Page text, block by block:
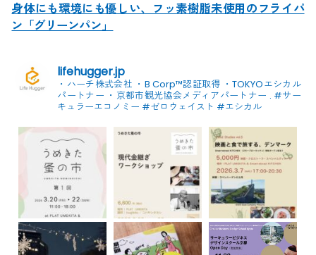
身体にも環境にも優しい、フッ素樹脂未使用のフライパ
ン「グリーンパン」
lifehugger.jp
・ハーチ株式会社 ・B Corp™認証取得 ・TOKYOエシカル
パートナー ・京都市観光協会メディアパートナー . #サー
キュラーエコノミー #ゼロウェイスト #エシカル